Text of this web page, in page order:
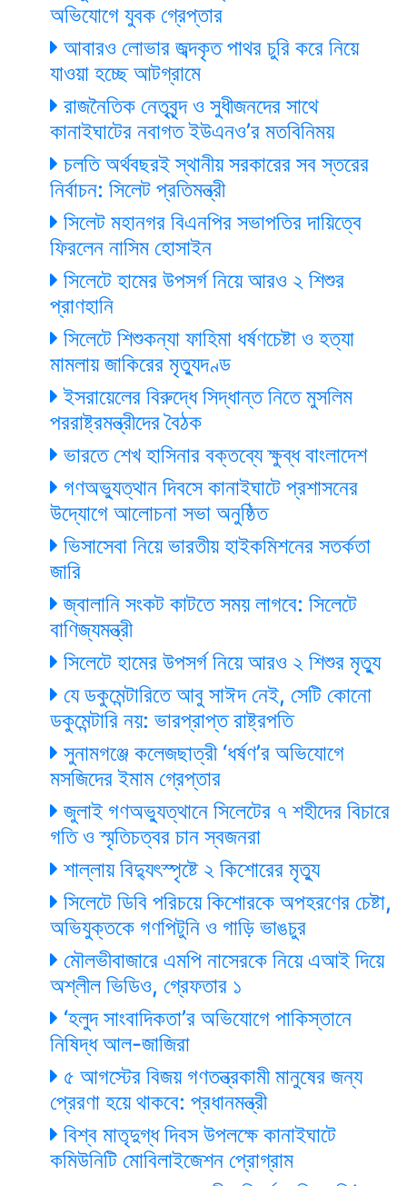
অভিযোগে যুবক গ্রেপ্তার
আবারও লোভার জব্দকৃত পাথর চুরি করে নিয়ে
যাওয়া হচ্ছে আটগ্রামে
রাজনৈতিক নেতৃবৃন্দ ও সুধীজনদের সাথে
কানাইঘাটের নবাগত ইউএনও’র মতবিনিময়
চলতি অর্থবছরই স্থানীয় সরকারের সব স্তরের
নির্বাচন: সিলেট প্রতিমন্ত্রী
সিলেট মহানগর বিএনপির সভাপতির দায়িত্বে
ফিরলেন নাসিম হোসাইন
সিলেটে হামের উপসর্গ নিয়ে আরও ২ শিশুর
প্রাণহানি
সিলেটে শিশুকন্যা ফাহিমা ধর্ষণচেষ্টা ও হত্যা
মামলায় জাকিরের মৃত্যুদণ্ড
ইসরায়েলের বিরুদ্ধে সিদ্ধান্ত নিতে মুসলিম
পররাষ্ট্রমন্ত্রীদের বৈঠক
ভারতে শেখ হাসিনার বক্তব্যে ক্ষুব্ধ বাংলাদেশ
গণঅভ্যুত্থান দিবসে কানাইঘাটে প্রশাসনের
উদ্যোগে আলোচনা সভা অনুষ্ঠিত
ভিসাসেবা নিয়ে ভারতীয় হাইকমিশনের সতর্কতা
জারি
জ্বালানি সংকট কাটতে সময় লাগবে: সিলেটে
বাণিজ্যমন্ত্রী
সিলেটে হামের উপসর্গ নিয়ে আরও ২ শিশুর মৃত্যু
যে ডকুমেন্টারিতে আবু সাঈদ নেই, সেটি কোনো
ডকুমেন্টারি নয়: ভারপ্রাপ্ত রাষ্ট্রপতি
সুনামগঞ্জে কলেজছাত্রী ‘ধর্ষণ’র অভিযোগে
মসজিদের ইমাম গ্রেপ্তার
জুলাই গণঅভ্যুত্থানে সিলেটের ৭ শহীদের বিচারে
গতি ও স্মৃতিচত্বর চান স্বজনরা
শাল্লায় বিদ্যুৎস্পৃষ্টে ২ কিশোরের মৃত্যু
সিলেটে ডিবি পরিচয়ে কিশোরকে অপহরণের চেষ্টা,
অভিযুক্তকে গণপিটুনি ও গাড়ি ভাঙচুর
মৌলভীবাজারে এমপি নাসেরকে নিয়ে এআই দিয়ে
অশ্লীল ভিডিও, গ্রেফতার ১
‘হলুদ সাংবাদিকতা’র অভিযোগে পাকিস্তানে
নিষিদ্ধ আল-জাজিরা
৫ আগস্টের বিজয় গণতন্ত্রকামী মানুষের জন্য
প্রেরণা হয়ে থাকবে: প্রধানমন্ত্রী
বিশ্ব মাতৃদুগ্ধ দিবস উপলক্ষে কানাইঘাটে
কমিউনিটি মোবিলাইজেশন প্রোগ্রাম